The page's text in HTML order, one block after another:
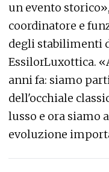
un evento
coordinatore e
degli stabilimenti
EssilorLuxottica.
anni fa: siamo
dell'occhiale
lusso e ora siamo
evoluzione